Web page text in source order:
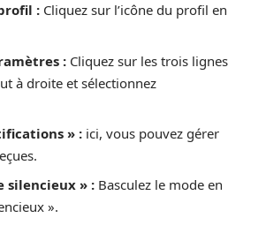
: Cliquez sur l’icône du profil en
: Cliquez sur les trois lignes
à droite et sélectionnez
» : ici, vous pouvez gérer
silencieux » : Basculez le mode en
».